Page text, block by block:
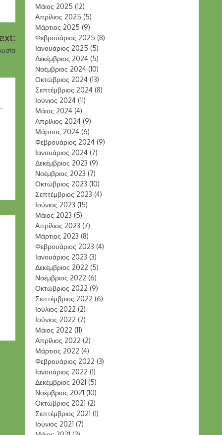
Μάιος 2025 (12)
Απρίλιος 2025 (5)
Μάρτιος 2025 (9)
Φεβρουάριος 2025 (8)
Ιανουάριος 2025 (5)
Δεκέμβριος 2024 (5)
Νοέμβριος 2024 (10)
Οκτώβριος 2024 (13)
Σεπτέμβριος 2024 (8)
Ιούνιος 2024 (11)
Μάιος 2024 (4)
Απρίλιος 2024 (9)
Μάρτιος 2024 (6)
Φεβρουάριος 2024 (9)
Ιανουάριος 2024 (7)
Δεκέμβριος 2023 (9)
Νοέμβριος 2023 (7)
Οκτώβριος 2023 (10)
Σεπτέμβριος 2023 (4)
Ιούνιος 2023 (15)
Μάιος 2023 (5)
Απρίλιος 2023 (7)
Μάρτιος 2023 (8)
Φεβρουάριος 2023 (4)
Ιανουάριος 2023 (3)
Δεκέμβριος 2022 (5)
Νοέμβριος 2022 (6)
Οκτώβριος 2022 (9)
Σεπτέμβριος 2022 (6)
Ιούλιος 2022 (2)
Ιούνιος 2022 (7)
Μάιος 2022 (11)
Απρίλιος 2022 (2)
Μάρτιος 2022 (4)
Φεβρουάριος 2022 (3)
Ιανουάριος 2022 (1)
Δεκέμβριος 2021 (5)
Νοέμβριος 2021 (10)
Οκτώβριος 2021 (2)
Σεπτέμβριος 2021 (1)
Ιούνιος 2021 (7)